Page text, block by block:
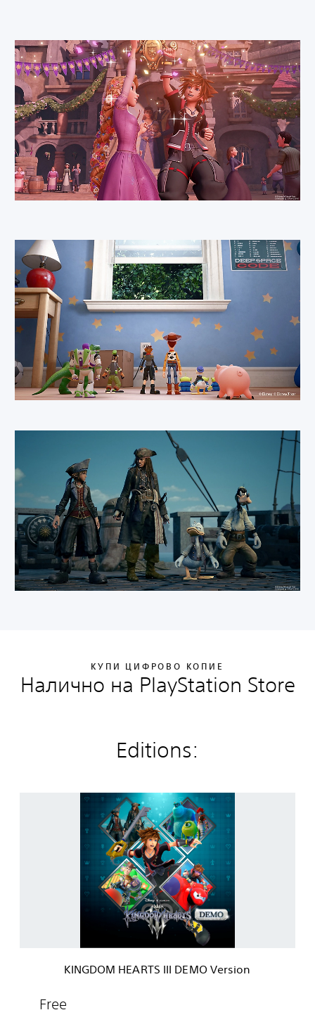
КУПИ ЦИФРОВО КОПИЕ
Налично на PlayStation Store
Editions:
KINGDOM HEARTS III DEMO Version
Free